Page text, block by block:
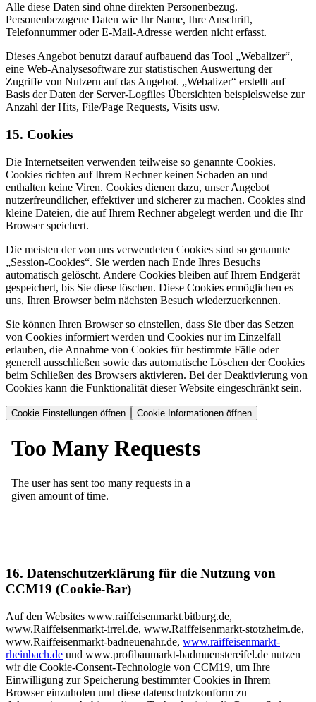
Alle diese Daten sind ohne direkten Personenbezug.
Personenbezogene Daten wie Ihr Name, Ihre Anschrift,
Telefonnummer oder E-Mail-Adresse werden nicht erfasst.
Dieses Angebot benutzt darauf aufbauend das Tool „Webalizer“,
eine Web-Analysesoftware zur statistischen Auswertung der
Zugriffe von Nutzern auf das Angebot. „Webalizer“ erstellt auf
Basis der Daten der Server-Logfiles Übersichten beispielsweise zur
Anzahl der Hits, File/Page Requests, Visits usw.
15. Cookies
Die Internetseiten verwenden teilweise so genannte Cookies.
Cookies richten auf Ihrem Rechner keinen Schaden an und
enthalten keine Viren. Cookies dienen dazu, unser Angebot
nutzerfreundlicher, effektiver und sicherer zu machen. Cookies sind
kleine Dateien, die auf Ihrem Rechner abgelegt werden und die Ihr
Browser speichert.
Die meisten der von uns verwendeten Cookies sind so genannte
„Session-Cookies“. Sie werden nach Ende Ihres Besuchs
automatisch gelöscht. Andere Cookies bleiben auf Ihrem Endgerät
gespeichert, bis Sie diese löschen. Diese Cookies ermöglichen es
uns, Ihren Browser beim nächsten Besuch wiederzuerkennen.
Sie können Ihren Browser so einstellen, dass Sie über das Setzen
von Cookies informiert werden und Cookies nur im Einzelfall
erlauben, die Annahme von Cookies für bestimmte Fälle oder
generell ausschließen sowie das automatische Löschen der Cookies
beim Schließen des Browsers aktivieren. Bei der Deaktivierung von
Cookies kann die Funktionalität dieser Website eingeschränkt sein.
Cookie Einstellungen öffnen Cookie Informationen öffnen
16. Datenschutzerklärung für die Nutzung von
CCM19 (Cookie-Bar)
Auf den Websites www.raiffeisenmarkt.bitburg.de,
www.Raiffeisenmarkt-irrel.de, www.Raiffeisenmarkt-stotzheim.de,
www.Raiffeisenmarkt-badneuenahr.de, www.raiffeisenmarkt-
rheinbach.de und www.profibaumarkt-badmuenstereifel.de nutzen
wir die Cookie-Consent-Technologie von CCM19, um Ihre
Einwilligung zur Speicherung bestimmter Cookies in Ihrem
Browser einzuholen und diese datenschutzkonform zu